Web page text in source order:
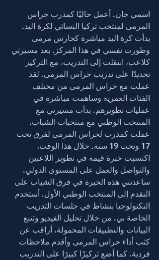
اسمي جان. أعمل حاليًا كمدرب حراس
المرمى لمنتخب تركيا النسائي لكرة اليد.
بدأت كرة اليد مباشرة كحارس مرمى
وطورت نفسي في هذا المركز. بعد مسيرتي
كلاعب، انتقلت إلى التدريب، مع التركيز
تحديدًا على تدريب حراس المرمى. لقد
عملت مع حراس المرمى من مختلف
الفئات العمرية وساهمت مباشرة في
عمليات تطويرهم. بدأت مسيرتي مع
المنتخب الوطني مع منتخبات الشباب.
عملت كمدرب لحراس المرمى لفرق تحت
17 وتحت 19 سنة. خلال هذا الوقت،
اكتسبت خبرة قيمة في تطوير اللاعبين
والتواصل والعمل على المستوى الدولي.
ساعدتني هذه الخبرة في فرق الشباب على
التقدم إلى المنتخب الوطني الأول. أستخدم
التكنولوجيا بنشاط في جلسات التدريب
الخاصة بي. من خلال تحليل الفيديو وتتبع
البيانات والتطبيقات المحمولة، أراقب عن
كثب أداء حراس المرمى وأقدم ملاحظات
فردية. كما أضع تركيزًا كبيرًا على التدريب